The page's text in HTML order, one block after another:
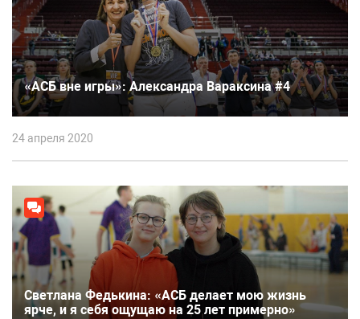
«АСБ вне игры»: Александра Вараксина #4
24 апреля 2020
Светлана Федькина: «АСБ делает мою жизнь
ярче, и я себя ощущаю на 25 лет примерно»